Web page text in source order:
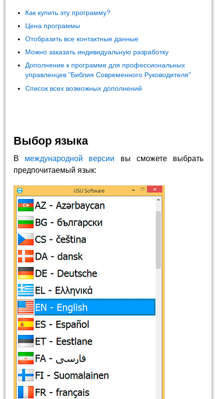
Как купить эту программу?
Цена программы
Отобразить все контактные данные
Можно заказать индивидуальную разработку
Дополнение к программе для профессиональных
управленцев "Библия Современного Руководителя"
Список всех возможных дополнений
Выбор языка
В международной версии вы сможете выбрать
предпочитаемый язык: